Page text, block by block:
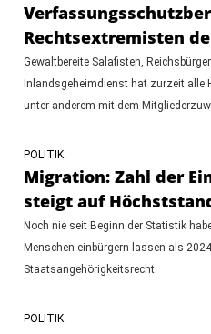
Rechtsextremisten
Gewaltbereite Salafisten,
Inlandsgeheimdienst hat zurzeit alle
unter anderem mit dem
POLITIK
Migration: Zahl der
steigt auf
Noch nie seit Beginn der Statistik
Menschen einbürgern lassen als
Staatsangehörigkeitsrecht.
POLITIK